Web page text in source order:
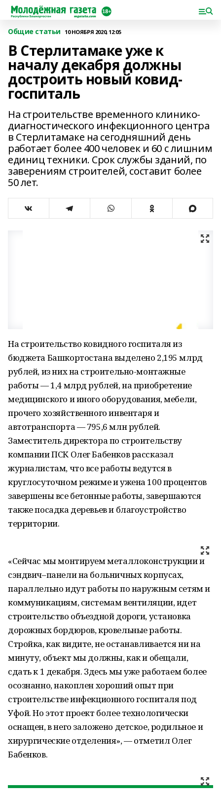
Общие статьи 10 НОЯБРЯ 2020, 12:05
В Стерлитамаке уже к
началу декабря должны
достроить новый ковид-
госпиталь
На строительстве временного клинико-
диагностического инфекционного центра
в Стерлитамаке на сегодняшний день
работает более 400 человек и 60 с лишним
единиц техники. Срок службы зданий, по
заверениям строителей, составит более
50 лет.
На строительство ковидного госпиталя из
бюджета Башкортостана выделено 2,195 млрд
рублей, из них на строительно-монтажные
работы — 1,4 млрд рублей, на приобретение
медицинского и иного оборудования, мебели,
прочего хозяйственного инвентаря и
автотранспорта — 795,6 млн рублей.
Заместитель директора по строительству
компании ПСК Олег Бабенков рассказал
журналистам, что все работы ведутся в
круглосуточном режиме и ужена 100 процентов
завершены все бетонные работы, завершаются
также посадка деревьев и благоустройство
территории.
«Сейчас мы монтируем металлоконструкции и
сэндвич–панели на больничных корпусах,
параллельно идут работы по наружным сетям и
коммуникациям, системам вентиляции, идет
строительство объездной дороги, установка
дорожных бордюров, кровельные работы.
Стройка, как видите, не останавливается ни на
минуту, объект мы должны, как и обещали,
сдать к 1 декабря. Здесь мы уже работаем более
осознанно, накоплен хороший опыт при
строительстве инфекционного госпиталя под
Уфой. Но этот проект более технологически
оснащен, в него заложено детское, родильное и
хирургические отделения», — отметил Олег
Бабенков.